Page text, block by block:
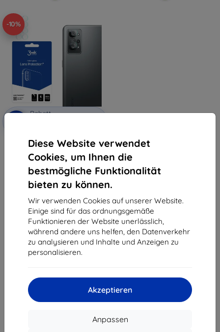
Diese Website verwendet
Cookies, um Ihnen die
bestmögliche Funktionalität
bieten zu können.
Wir verwenden Cookies auf unserer Website.
Einige sind für das ordnungsgemäße
Funktionieren der Website unerlässlich,
während andere uns helfen, den Datenverkehr
zu analysieren und Inhalte und Anzeigen zu
personalisieren.
Akzeptieren
Anpassen
-10%
Rabatt
3MK Lens Protect Realme GT 2
5G Kameralinsenschutz, 4 Stück
9,90 €
8,91 €
Auf Lager 3 Stk.
vom ganzen5.
«